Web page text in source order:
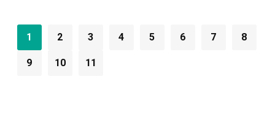
1 2 3 4 5 6 7 8
9 10 11